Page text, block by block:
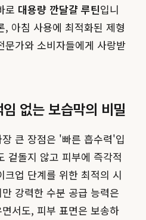
로 대용량 깐달걀 루틴입니
, 아침 사용에 최적화된 제형
문가와 소비자들에게 사랑받
없는 보습막의 비밀
장 큰 장점은 '빠른 흡수력'입
겉돌지 않고 피부에 즉각적
크업 단계를 위한 최적의 시
강력한 수분 공급 능력은
서도, 피부 표면은 보송하